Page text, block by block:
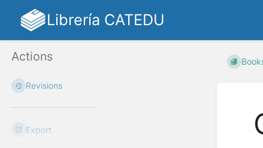
Librería CATEDU
Actions
Revisions
Export